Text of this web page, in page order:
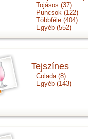
Tojásos (37)
Puncsok (122)
Többféle (404)
Egyéb (552)
Tejszínes
Colada(8)
Egyéb (143)